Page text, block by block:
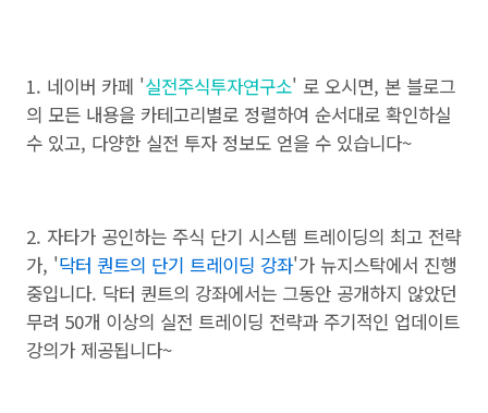
1. 네이버 카페 '실전주식투자연구소' 로 오시면, 본 블로그
의 모든 내용을 카테고리별로 정렬하여 순서대로 확인하실
수 있고, 다양한 실전 투자 정보도 얻을 수 있습니다~
2. 자타가 공인하는 주식 단기 시스템 트레이딩의 최고 전략
가, '닥터 퀀트의 단기 트레이딩 강좌'가 뉴지스탁에서 진행
중입니다. 닥터 퀀트의 강좌에서는 그동안 공개하지 않았던
무려 50개 이상의 실전 트레이딩 전략과 주기적인 업데이트
강의가 제공됩니다~